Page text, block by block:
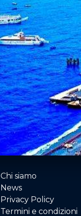
Chi siamo
News
Privacy Policy
Termini e condizioni